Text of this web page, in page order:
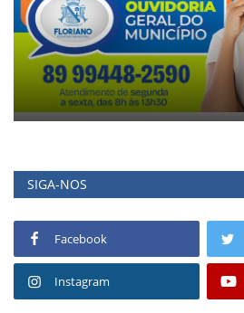
SIGA-NOS
Facebook
Instagram